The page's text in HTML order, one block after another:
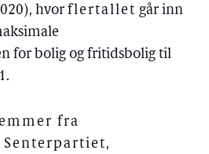
hvor flertallet går inn
for bolig og fritidsbolig til
fra